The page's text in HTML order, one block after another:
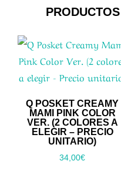
Q POSKET CREAMY
MAMI PINK COLOR
VER. (2 COLORES A
ELEGIR – PRECIO
UNITARIO)
34,00€